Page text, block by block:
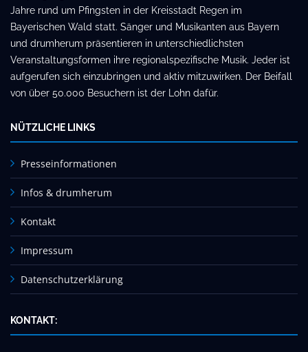
Jahre rund um Pfingsten in der Kreisstadt Regen im
Bayerischen Wald statt. Sänger und Musikanten aus Bayern
und drumherum präsentieren in unterschiedlichsten
Veranstaltungsformen ihre regionalspezifische Musik. Jeder ist
aufgerufen sich einzubringen und aktiv mitzuwirken. Der Beifall
von über 50.000 Besuchern ist der Lohn dafür.
NÜTZLICHE LINKS
Presseinformationen
Infos & drumherum
Kontakt
Impressum
Datenschutzerklärung
KONTAKT: